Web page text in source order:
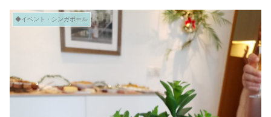
◆イベント・シンガポール